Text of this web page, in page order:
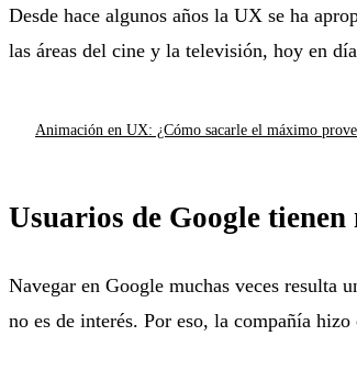
Desde hace algunos años la UX se ha
las áreas del cine y la televisión, hoy en
Animación en UX: ¿Cómo sacarle el máximo
Usuarios de Google
Navegar en Google muchas veces resulta
no es de interés. Por eso, la compañía